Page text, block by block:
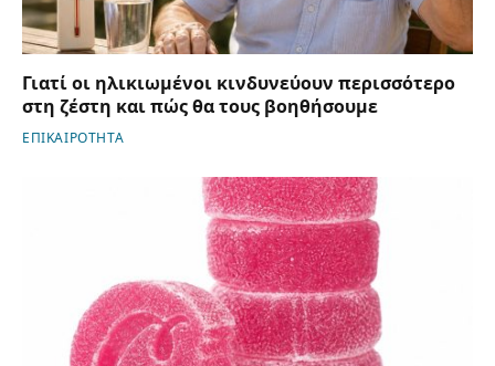
Γιατί οι ηλικιωμένοι κινδυνεύουν περισσότερο
στη ζέστη και πώς θα τους βοηθήσουμε
ΕΠΙΚΑΙΡΟΤΗΤΑ